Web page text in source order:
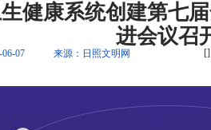
健康系统创建第七
进会议召
07 来源：日照文明网 []